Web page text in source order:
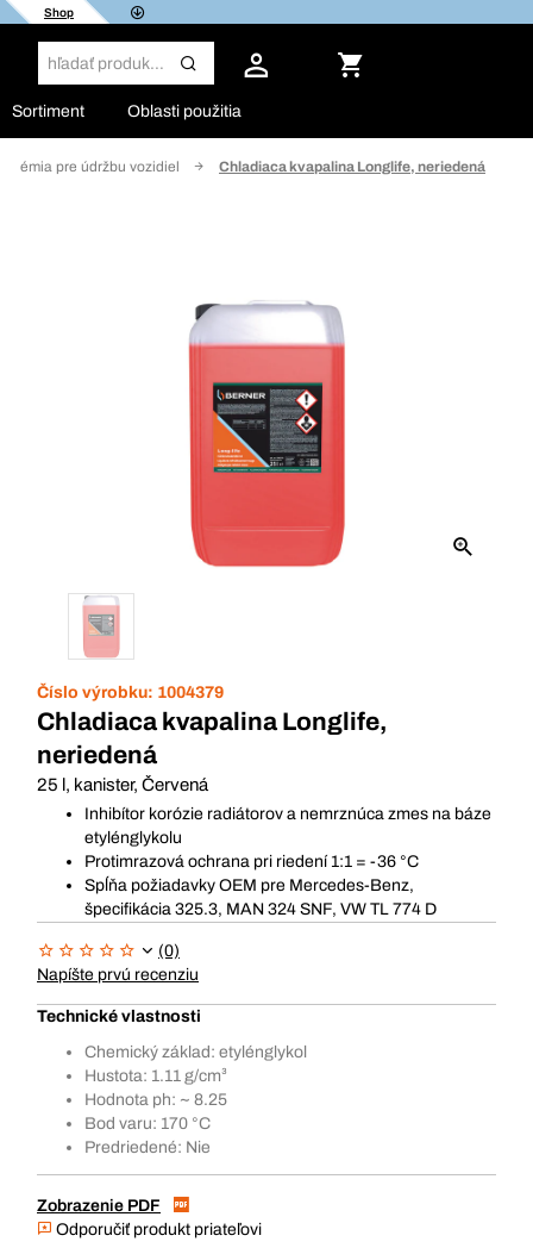
Shop
Sortiment Oblasti použitia
chémia pre údržbu vozidiel Chladiaca kvapalina Longlife, neriedená
Číslo výrobku: 1004379
Chladiaca kvapalina Longlife,
neriedená
25 l, kanister, Červená
Inhibítor korózie radiátorov a nemrznúca zmes na báze
etylénglykolu
Protimrazová ochrana pri riedení 1:1 = -36 °C
Spĺňa požiadavky OEM pre Mercedes-Benz,
špecifikácia 325.3, MAN 324 SNF, VW TL 774 D
(0)
Napíšte prvú recenziu
Technické vlastnosti
Chemický základ: etylénglykol
Hustota: 1.11 g/cm³
Hodnota ph: ~ 8.25
Bod varu: 170 °C
Predriedené: Nie
Zobrazenie PDF
Odporučiť produkt priateľovi